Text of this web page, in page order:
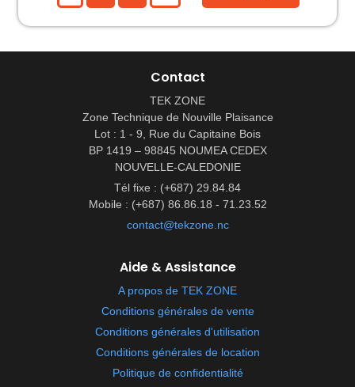
Contact
TEK ZONE
Zone Technique de Nouville Plaisance
Lot : 1 - 9, Rue du Capitaine Bois
BP 1419 – 98845 NOUMEA CEDEX
NOUVELLE-CALEDONIE
Tél fixe : (+687) 29.84.84
Mobile : (+687) 86.86.18 - 71.23.52
contact@tekzone.nc
Aide & Assistance
A propos de TEK ZONE
Conditions générales de vente
Conditions générales d'utilisation
Conditions générales de location
Politique de confidentialité